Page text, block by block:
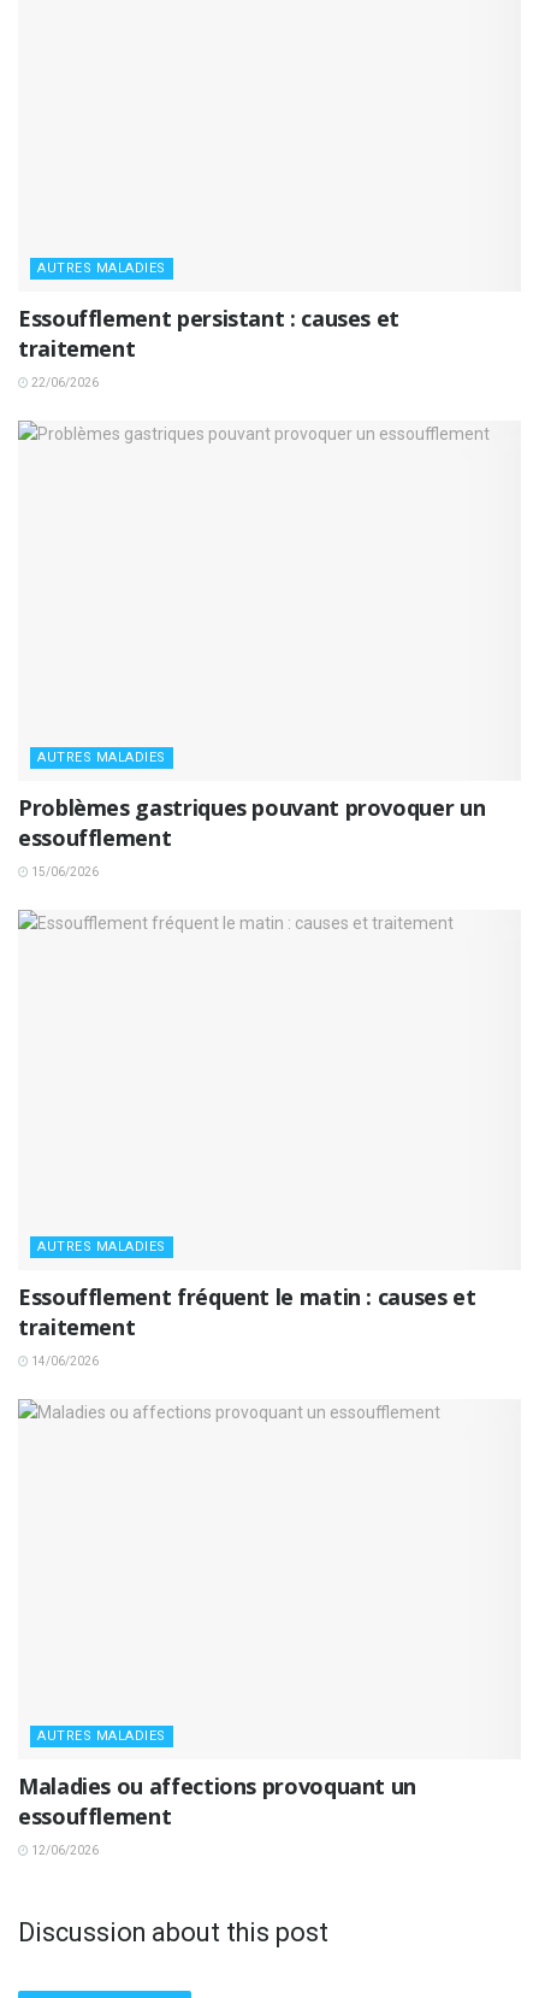
AUTRES MALADIES
Essoufflement persistant : causes et
traitement
22/06/2026
AUTRES MALADIES
Problèmes gastriques pouvant provoquer un
essoufflement
15/06/2026
AUTRES MALADIES
Essoufflement fréquent le matin : causes et
traitement
14/06/2026
AUTRES MALADIES
Maladies ou affections provoquant un
essoufflement
12/06/2026
Discussion about this post